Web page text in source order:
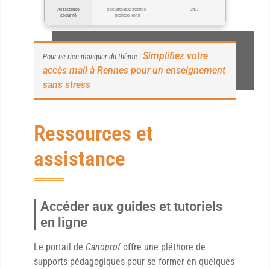
Assistance
sécurité
securite@academie-
montpellier.fr
24/7
Pour ne rien manquer du thème : Simplifiez votre
accès mail à Rennes pour un enseignement
sans stress
Ressources et
assistance
Accéder aux guides et tutoriels
en ligne
Le portail de Canoprofoffre une pléthore de
supports pédagogiques pour se former en quelques